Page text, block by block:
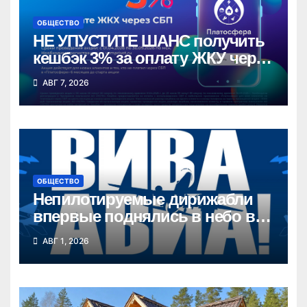
ОБЩЕСТВО
НЕ УПУСТИТЕ ШАНС получить
кешбэк 3% за оплату ЖКУ через
СБП в «Платосфере»
АВГ 7, 2026
ОБЩЕСТВО
Непилотируемые дирижабли
впервые поднялись в небо в
Новосибирской области
АВГ 1, 2026